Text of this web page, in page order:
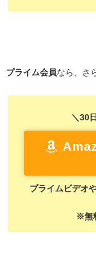
プライム会員なら、さ
＼30
プライムビデオ
※無